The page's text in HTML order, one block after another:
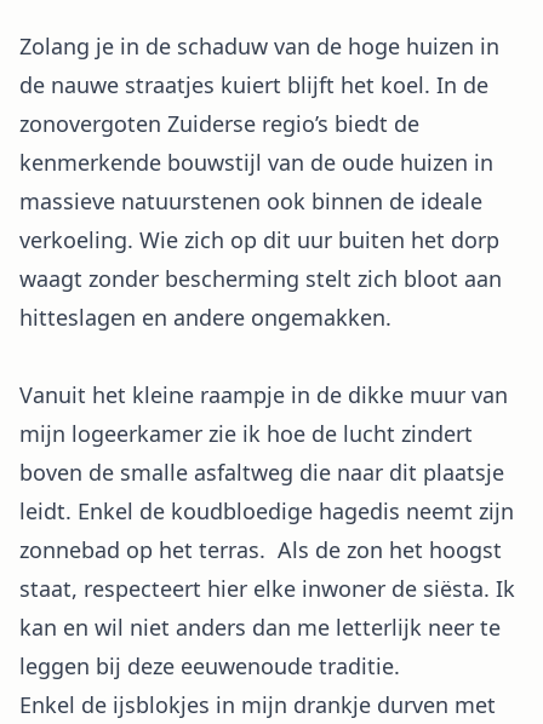
Zolang je in de schaduw van de hoge huizen in
de nauwe straatjes kuiert blijft het koel. In de
zonovergoten Zuiderse regio’s biedt de
kenmerkende bouwstijl van de oude huizen in
massieve natuurstenen ook binnen de ideale
verkoeling. Wie zich op dit uur buiten het dorp
waagt zonder bescherming stelt zich bloot aan
hitteslagen en andere ongemakken.
Vanuit het kleine raampje in de dikke muur van
mijn logeerkamer zie ik hoe de lucht zindert
boven de smalle asfaltweg die naar dit plaatsje
leidt. Enkel de koudbloedige hagedis neemt zijn
zonnebad op het terras. Als de zon het hoogst
staat, respecteert hier elke inwoner de siësta. Ik
kan en wil niet anders dan me letterlijk neer te
leggen bij deze eeuwenoude traditie.
Enkel de ijsblokjes in mijn drankje durven met